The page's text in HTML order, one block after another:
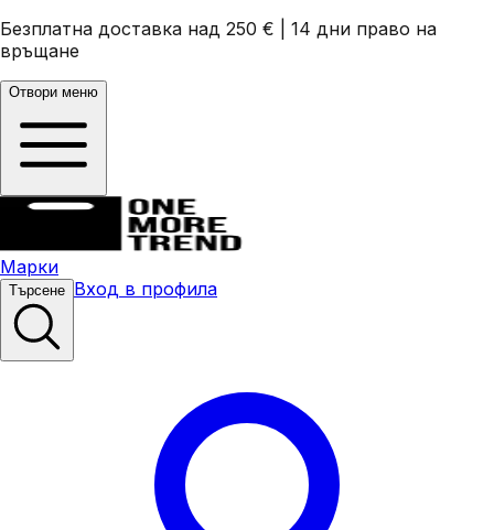
Безплатна доставка над 250 €
14 дни право на
връщане
Отвори меню
Марки
Търсене Вход в профила